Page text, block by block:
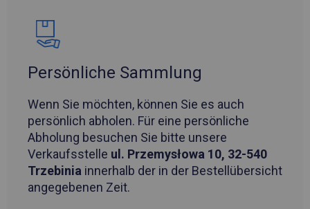
Persönliche Sammlung
Wenn Sie möchten, können Sie es auch
persönlich abholen. Für eine persönliche
Abholung besuchen Sie bitte unsere
Verkaufsstelle ul. Przemysłowa 10, 32-540
Trzebinia innerhalb der in der Bestellübersicht
angegebenen Zeit.